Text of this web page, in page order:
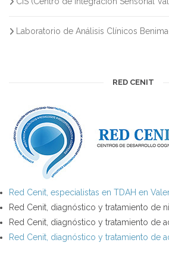
Laboratorio de Análisis Clínicos
RED CENIT
Red Cenit, especialistas en TDAH en
Red Cenit, diagnóstico y tratamiento de
Red Cenit, diagnóstico y tratamiento de
Red Cenit, diagnóstico y tratamiento de